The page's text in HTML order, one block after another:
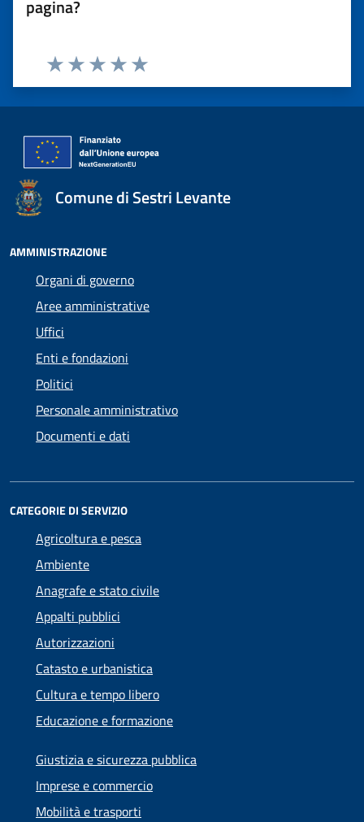
pagina?
Valuta 5 stelle su 5
Valuta 4 stelle su 5
Valuta 3 stelle su 5
Valuta 2 stelle su 5
Valuta 1 stelle su 5
Comune di Sestri Levante
AMMINISTRAZIONE
Organi di governo
Aree amministrative
Uffici
Enti e fondazioni
Politici
Personale amministrativo
Documenti e dati
CATEGORIE DI SERVIZIO
Agricoltura e pesca
Ambiente
Anagrafe e stato civile
Appalti pubblici
Autorizzazioni
Catasto e urbanistica
Cultura e tempo libero
Educazione e formazione
Giustizia e sicurezza pubblica
Imprese e commercio
Mobilità e trasporti